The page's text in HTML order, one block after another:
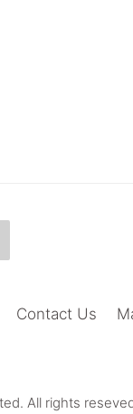
Contact Us
All rights